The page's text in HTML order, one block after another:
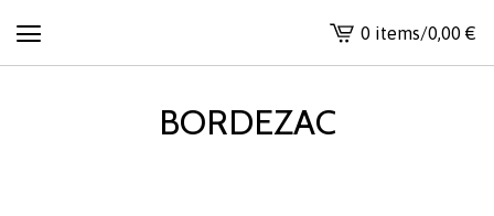
View
cart
0 items/0,00 €
BORDEZAC